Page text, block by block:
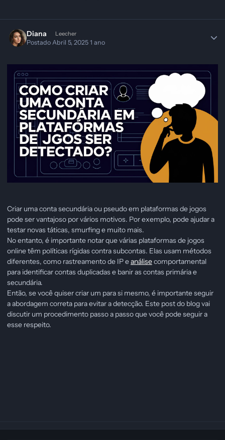
Diana Leecher
Postado Abril 5, 20251 ano
Criar uma conta secundária ou pseudo em plataformas de jogos
pode ser vantajoso por vários motivos. Por exemplo, pode ajudar a
testar novas táticas, smurfing e muito mais.
No entanto, é importante notar que várias plataformas de jogos
online têm políticas rígidas contra subcontas. Elas usam métodos
diferentes, como rastreamento de IP eanálisecomportamental
para identificar contas duplicadas e banir as contas primária e
secundária.
Então, se você quiser criar um para si mesmo, é importante seguir
a abordagem correta para evitar a detecção. Este post do blog vai
discutir um procedimento passo a passo que você pode seguir a
esse respeito.